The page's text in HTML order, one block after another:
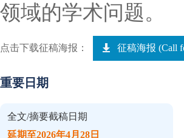
领域的学术问题。
点击下载征稿海报： 征稿海报 (Call
重要日期
全文/摘要截稿日期
延期至2026年4月28日